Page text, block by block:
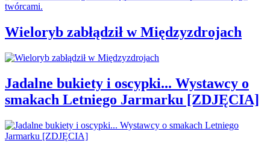
Wieloryb zabłądził w Międzyzdrojach
Jadalne bukiety i oscypki... Wystawcy o
smakach Letniego Jarmarku [ZDJĘCIA]